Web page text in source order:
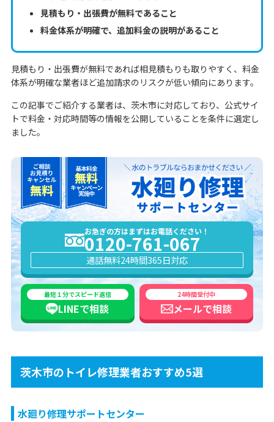
見積もり・出張費が無料であること
料金体系が明確で、追加料金の説明があること
見積もり・出張費が無料であれば相見積もりも取りやすく、料金
体系が明確な業者ほど追加請求のリスクが低い傾向にあります。
この記事でご紹介する業者は、茨木市に対応しており、公式サイ
トで料金・対応時間等の情報を公開していることを条件に選定し
ました。
お急ぎの方はまずはお電話ください！
0120-761-067
通話無料24時間365日対応
最短１分でスピード返信
LINEで相談
24時間受付中
メールで相談
茨木市のトイレ修理業者おすすめ5選
水廻り修理サポートセンター